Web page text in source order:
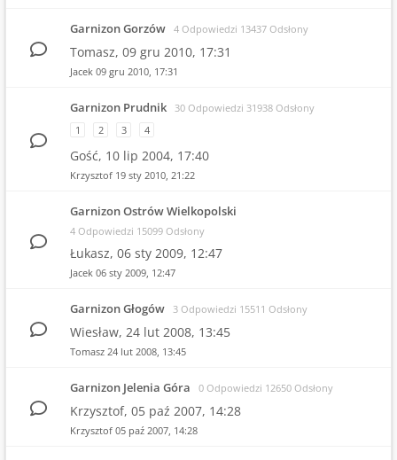
Garnizon Gorzów 4 Odpowiedzi 13437 Odsłony
Tomasz, 09 gru 2010, 17:31
Jacek 09 gru 2010, 17:31
Garnizon Prudnik 30 Odpowiedzi 31938 Odsłony
1
2 3 4
Gość, 10 lip 2004, 17:40
Krzysztof 19 sty 2010, 21:22
Garnizon Ostrów Wielkopolski
4 Odpowiedzi 15099 Odsłony
Łukasz, 06 sty 2009, 12:47
Jacek 06 sty 2009, 12:47
Garnizon Głogów 3 Odpowiedzi 15511 Odsłony
Wiesław, 24 lut 2008, 13:45
Tomasz 24 lut 2008, 13:45
Garnizon Jelenia Góra 0 Odpowiedzi 12650 Odsłony
Krzysztof, 05 paź 2007, 14:28
Krzysztof 05 paź 2007, 14:28